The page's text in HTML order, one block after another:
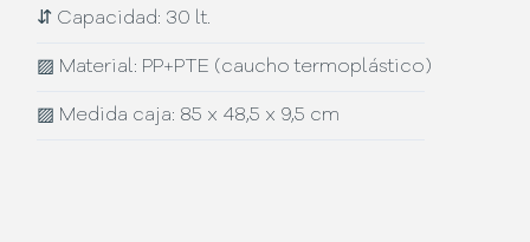
⇵ Capacidad: 30 lt.
▨ Material: PP+PTE (caucho termoplástico)
▨ Medida caja: 85 x 48,5 x 9,5 cm